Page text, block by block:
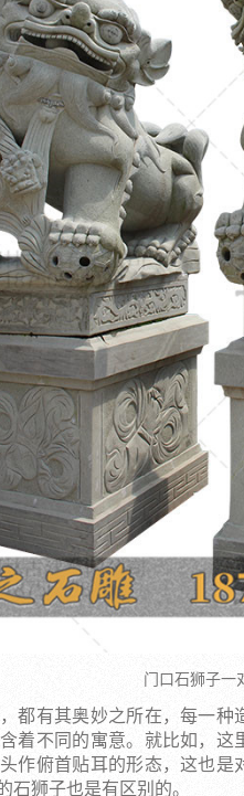
门口石狮子一
都有其奥妙之所在，每一
着不同的寓意。就比如，
作俯首贴耳的形态，这也
石狮子也是有区别的。